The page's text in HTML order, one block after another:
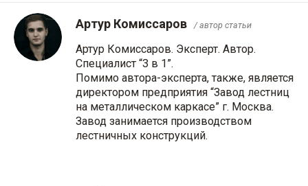
Артур Комиссаров / автор статьи
Артур Комиссаров. Эксперт. Автор.
Специалист “3 в 1”.
Помимо автора-эксперта, также, является
директором предприятия “Завод лестниц
на металлическом каркасе” г. Москва.
Завод занимается производством
лестничных конструкций.